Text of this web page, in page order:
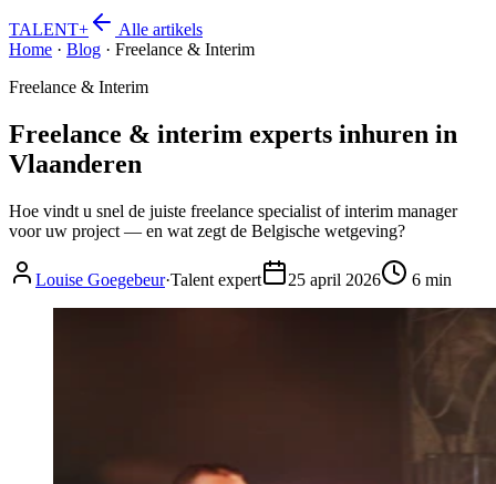
TALENT+
Alle artikels
Home · Blog · Freelance & Interim
Freelance & Interim
Freelance & interim experts inhuren in
Vlaanderen
Hoe vindt u snel de juiste freelance specialist of interim manager
voor uw project — en wat zegt de Belgische wetgeving?
Louise Goegebeur·Talent expert 25 april 2026 6 min